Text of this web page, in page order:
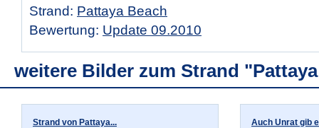
Strand: Pattaya Beach
Bewertung: Update 09.2010
weitere Bilder zum Strand
Strand von Pattaya...
Auch Unrat gib